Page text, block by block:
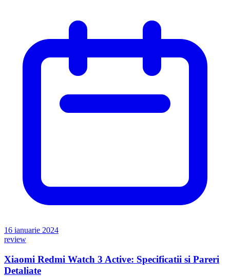
16 ianuarie 2024
review
Xiaomi Redmi Watch 3 Active: Specificatii si Pareri
Detaliate